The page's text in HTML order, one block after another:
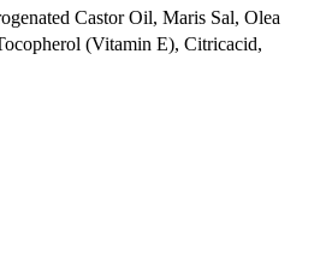
Castor Oil, Maris Sal, Olea
(Vitamin E), Citricacid,